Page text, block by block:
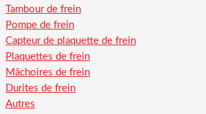
Tambour de frein
Pompe de frein
Capteur de plaquette de frein
Plaquettes de frein
Mâchoires de frein
Durites de frein
Autres